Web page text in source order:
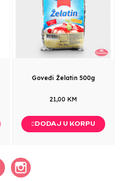
Goveđi Želatin 500g
21,00 KM
DODAJ U KORPU
Facebook